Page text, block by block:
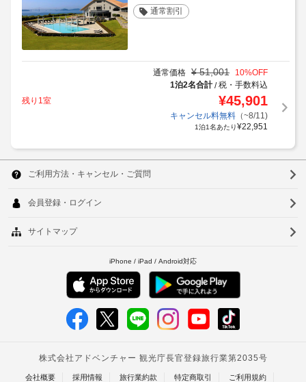
通常割引
通常価格 ¥ 51,001 10%OFF
1泊2名合計/税・手数料込
残り1室
¥45,901
キャンセル料無料（~8/11)
1泊1名あたり¥22,951